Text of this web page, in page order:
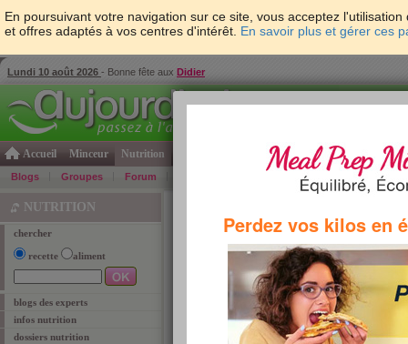
En poursuivant votre navigation sur ce site, vous acceptez
et offres adaptés à vos centres d'intérêt. En savoir plus et gérer ces
Lundi 10 août 2026 - Bonne fête aux Didier
Accueil Minceur Nutrition Psycho & tests Forme & santé
Blogs Groupes Forum Bons Plans
NUTRITION
chercher
recette aliment
blogs des experts
infos nutrition
dossiers nutrition
crudivorisme
Retrouvez ci-dessous les5articles
Adopter le régime
Perdez vos kilos en